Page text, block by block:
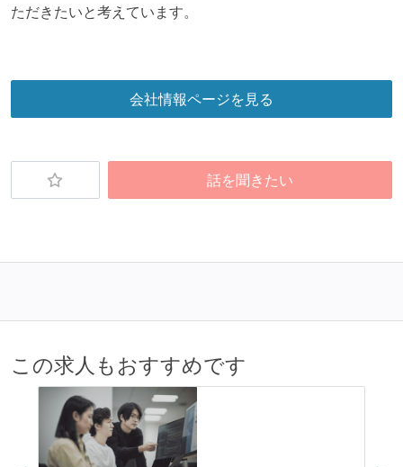
ただきたいと考えています。
会社情報ページを見る
話を聞きたい
この求人もおすすめです